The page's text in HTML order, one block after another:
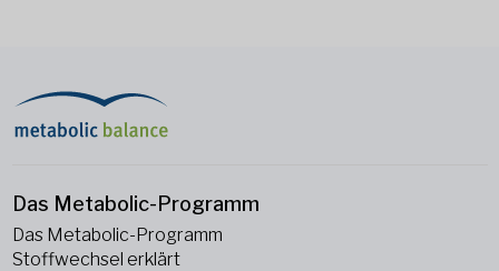
Das Metabolic-Programm
Das Metabolic-Programm
Stoffwechsel erklärt